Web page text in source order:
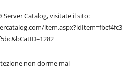
Catalog, visitate il sito:
item.aspx?idItem=fbcf4fc3-
non dorme mai